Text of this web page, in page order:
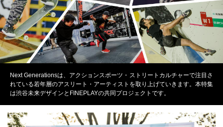
Next Generationsは、アクションスポーツ・ストリートカルチャーで注目さ
れている若年層のアスリート・アーティストを取り上げていきます。本特集
は渋谷未来デザインとFINEPLAYの共同プロジェクトです。